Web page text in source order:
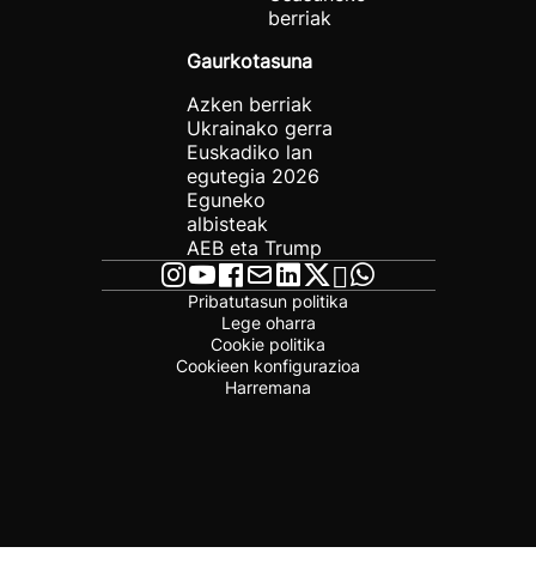
berriak
Gaurkotasuna
Azken berriak
Ukrainako gerra
Euskadiko lan
egutegia 2026
Eguneko
albisteak
AEB eta Trump
Pribatutasun politika
Lege oharra
Cookie politika
Cookieen konfigurazioa
Harremana